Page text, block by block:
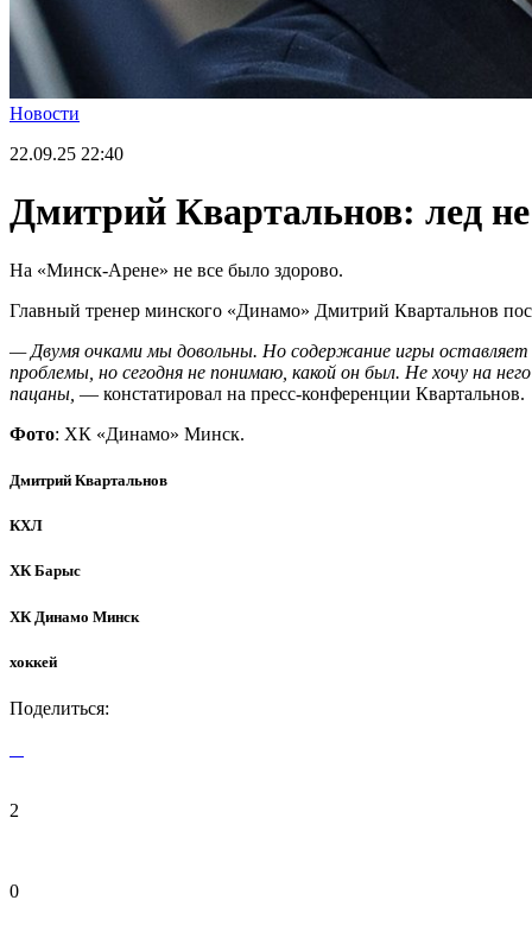
Новости
22.09.25 22:40
Дмитрий Квартальнов: лед
На «Минск-Арене» не все было здорово.
Главный тренер минского «Динамо» Дмитрий Квартальнов
— Двумя очками мы довольны. Но содержание игры
проблемы, но сегодня не понимаю, какой он был. Не хочу на
пацаны, — констатировал на пресс-конференции Квартальнов.
Фото: ХК «Динамо» Минск.
Дмитрий Квартальнов
КХЛ
ХК Барыс
ХК Динамо Минск
хоккей
Поделиться:
2
0